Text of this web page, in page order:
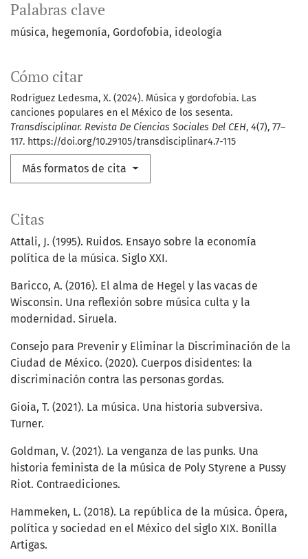
Palabras clave
música hegemonía Gordofobia ideología
Cómo citar
Rodríguez Ledesma, X. (2024). Música y gordofobia. Las
canciones populares en el México de los sesenta.
Transdisciplinar. Revista De Ciencias Sociales Del CEH, 4(7), 77–
117. https://doi.org/10.29105/transdisciplinar4.7-115
Más formatos de cita
Citas
Attali, J. (1995). Ruidos. Ensayo sobre la economía
política de la música. Siglo XXI.
Baricco, A. (2016). El alma de Hegel y las vacas de
Wisconsin. Una reflexión sobre música culta y la
modernidad. Siruela.
Consejo para Prevenir y Eliminar la Discriminación de la
Ciudad de México. (2020). Cuerpos disidentes: la
discriminación contra las personas gordas.
Gioia, T. (2021). La música. Una historia subversiva.
Turner.
Goldman, V. (2021). La venganza de las punks. Una
historia feminista de la música de Poly Styrene a Pussy
Riot. Contraediciones.
Hammeken, L. (2018). La república de la música. Ópera,
política y sociedad en el México del siglo XIX. Bonilla
Artigas.